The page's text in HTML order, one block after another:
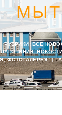
РУБРИКИ: ВСЕ
,
,ФОТОГАЛЕРЕЯ |